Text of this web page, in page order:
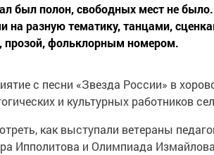
был полон, свободных мест не
на разную тематику, танцами,
прозой, фольклорным номером.
с песни «Звезда России» в
и культурных работников
как выступали ветераны
Ипполитова и Олимпиада